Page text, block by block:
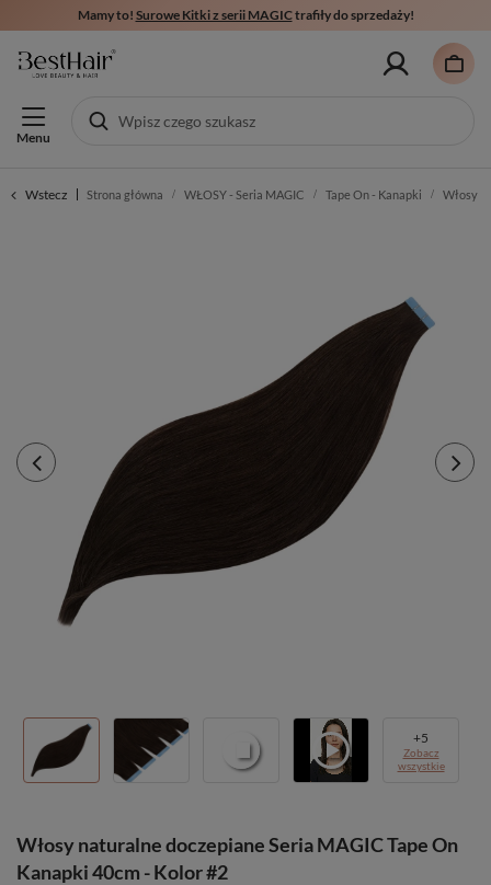
Mamy to! Surowe Kitki z serii MAGICtrafiły do sprzedaży!
Menu
Wstecz Strona główna WŁOSY - Seria MAGIC Tape On - Kanapki Włosy
+5
Zobacz
wszystkie
Włosy naturalne doczepiane Seria MAGIC Tape On
Kanapki 40cm - Kolor #2